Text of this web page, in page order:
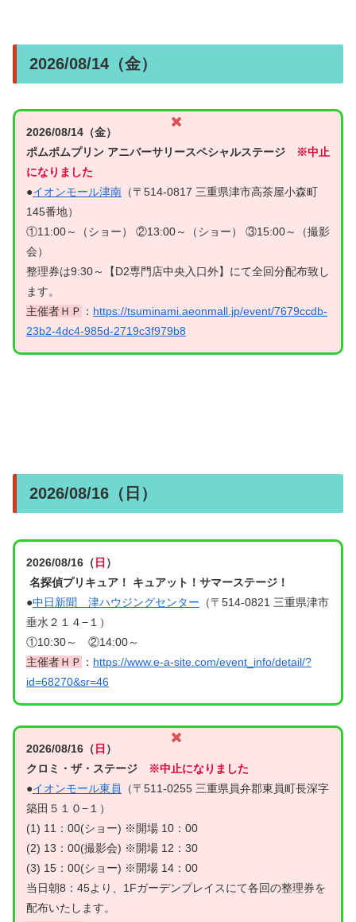
2026/08/14（金）
2026/08/14（金）
ポムポムプリン アニバーサリースペシャルステージ
※中止
になりました
●イオンモール津南 （〒514-0817 三重県津市高茶屋小森町
145番地）
①11:00～（ショー） ②13:00～（ショー） ③15:00～（撮影
会）
整理券は9:30～【D2専門店中央入口外】にて全回分配布致し
ます。
主催者ＨＰ ： https://tsuminami.aeonmall.jp/event/7679ccdb-
23b2-4dc4-985d-2719c3f979b8
2026/08/16（日）
2026/08/16（ 日 ）
名探偵プリキュア！ キュアット！サマーステージ！
●中日新聞 津ハウジングセンター （〒514-0821 三重県津市
垂水２１４−１）
①10:30～ ②14:00～
主催者ＨＰ ： https://www.e-a-site.com/event_info/detail/?
id=68270&sr=46
2026/08/16（ 日 ）
クロミ・ザ・ステージ
※中止になりました
●イオンモール東員
（〒511-0255 三重県員弁郡東員町長深字
築田５１０−１）
(1) 11：00(ショー) ※開場 10：00
(2) 13：00(撮影会) ※開場 12：30
(3) 15：00(ショー) ※開場 14：00
当日朝8：45より、1Fガーデンプレイスにて各回の整理券を
配布いたします。